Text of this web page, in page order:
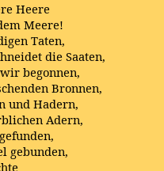
Heere
Meere!
Taten,
die Saaten,
begonnen,
Bronnen,
und Hadern,
Adern,
gebunden,